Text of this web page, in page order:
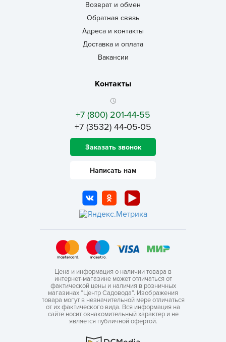
Возврат и обмен
Обратная связь
Адреса и контакты
Доставка и оплата
Вакансии
Контакты
+7 (800) 201-44-55
+7 (3532) 44-05-05
Заказать звонок
Написать нам
Цена и информация о наличии товара в
интернет-магазине может отличаться от
фактической цены и наличия в розничных
магазинах “Центр Садовода”. Изображения
товара могут в незначительной мере отличаться
от их фактического вида. Вся информация на
сайте носит ознакомительный характер и не
является публичной офертой.